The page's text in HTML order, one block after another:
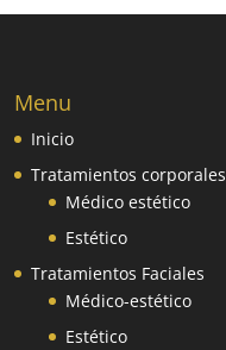
Menu
Inicio
Tratamientos corporales
Médico estético
Estético
Tratamientos Faciales
Médico-estético
Estético